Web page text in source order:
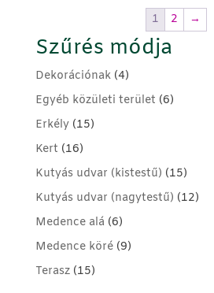
64.308 Ft
1 2 →
Szűrés módja
Dekorációnak (4)
Egyéb közületi terület (6)
Erkély (15)
Kert (16)
Kutyás udvar (kistestű) (15)
Kutyás udvar (nagytestű) (12)
Medence alá (6)
Medence köré (9)
Terasz (15)